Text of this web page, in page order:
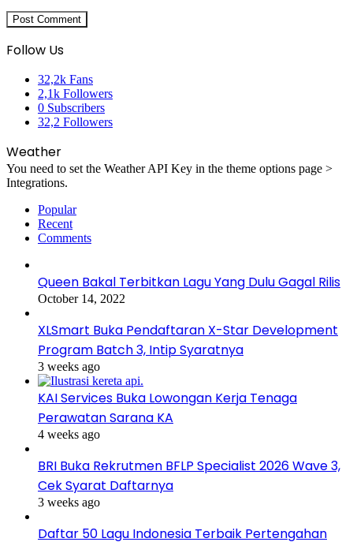
Follow Us
32,2k Fans
2,1k Followers
0 Subscribers
32,2 Followers
Weather
You need to set the Weather API Key in the theme options page >
Integrations.
Popular
Recent
Comments
Queen Bakal Terbitkan Lagu Yang Dulu Gagal Rilis
October 14, 2022
XLSmart Buka Pendaftaran X-Star Development
Program Batch 3, Intip Syaratnya
3 weeks ago
KAI Services Buka Lowongan Kerja Tenaga
Perawatan Sarana KA
4 weeks ago
BRI Buka Rekrutmen BFLP Specialist 2026 Wave 3,
Cek Syarat Daftarnya
3 weeks ago
Daftar 50 Lagu Indonesia Terbaik Pertengahan